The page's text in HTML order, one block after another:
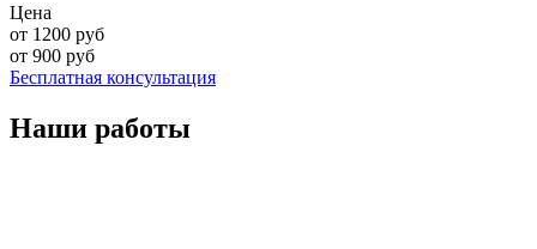
Цена
от 1200 руб
от 900 руб
Бесплатная консультация
Наши работы